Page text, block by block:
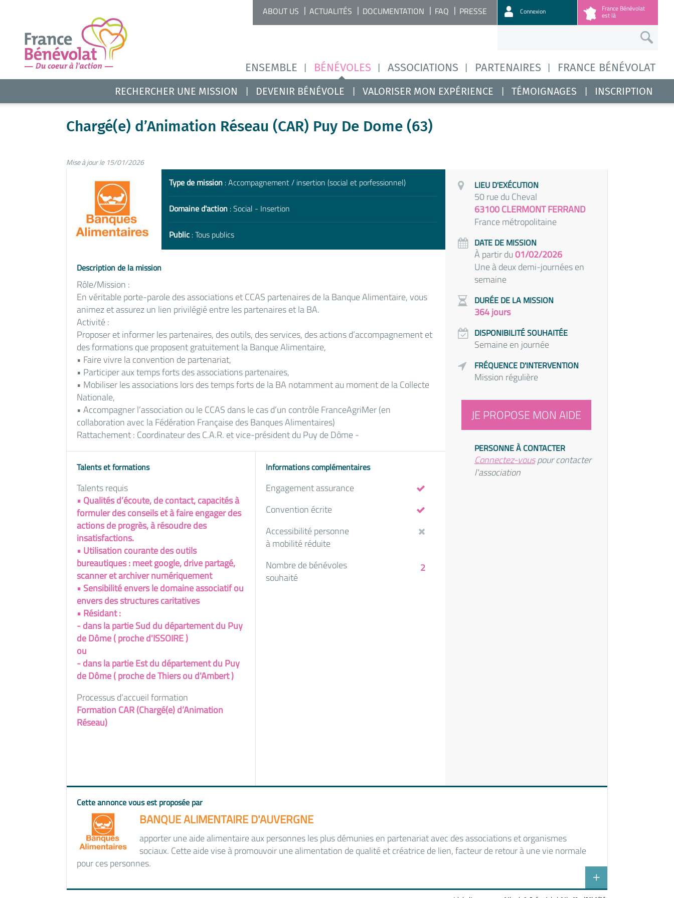
ENSEMBLE BÉNÉVOLES ASSOCIATIONS PARTENAIRES FRANCE BÉNÉVOLAT
ABOUT US ACTUALITÉS DOCUMENTATION FAQ PRESSE Connexion France Bénévolat
est là
RECHERCHER UNE MISSION DEVENIR BÉNÉVOLE VALORISER MON EXPÉRIENCE TÉMOIGNAGES INSCRIPTION
Chargé(e) d’Animation Réseau (CAR) Puy De Dome (63)
Mise à jour le 15/01/2026
Type de mission: Accompagnement / insertion (social et porfessionnel)
Domaine d'action: Social - Insertion
Public: Tous publics
Description de la mission
Rôle/Mission :
En véritable porte-parole des associations et CCAS partenaires de la Banque Alimentaire, vous
animez et assurez un lien privilégié entre les partenaires et la BA.
Activité :
Proposer et informer les partenaires, des outils, des services, des actions d’accompagnement et
des formations que proposent gratuitement la Banque Alimentaire,
• Faire vivre la convention de partenariat,
• Participer aux temps forts des associations partenaires,
• Mobiliser les associations lors des temps forts de la BA notamment au moment de la Collecte
Nationale,
• Accompagner l’association ou le CCAS dans le cas d’un contrôle FranceAgriMer (en
collaboration avec la Fédération Française des Banques Alimentaires)
Rattachement : Coordinateur des C.A.R. et vice-président du Puy de Dôme -
Talents et formations
Talents requis
• Qualités d’écoute, de contact, capacités à
formuler des conseils et à faire engager des
actions de progrès, à résoudre des
insatisfactions.
• Utilisation courante des outils
bureautiques : meet google, drive partagé,
scanner et archiver numériquement
• Sensibilité envers le domaine associatif ou
envers des structures caritatives
• Résidant :
- dans la partie Sud du département du Puy
de Dôme ( proche d'ISSOIRE )
ou
- dans la partie Est du département du Puy
de Dôme ( proche de Thiers ou d'Ambert )
Processus d'accueil formation
Formation CAR (Chargé(e) d’Animation
Réseau)
Informations complémentaires
Engagement assurance
Convention écrite
Accessibilité personne
à mobilité réduite
2
Nombre de bénévoles
souhaité
LIEU D'EXÉCUTION
50 rue du Cheval
63100 CLERMONT FERRAND
France métropolitaine
DATE DE MISSION
À partir du01/02/2026
Une à deux demi-journées en
semaine
DURÉE DE LA MISSION
364 jours
DISPONIBILITÉ SOUHAITÉE
Semaine en journée
FRÉQUENCE D'INTERVENTION
Mission régulière
JE PROPOSE MON AIDE
PERSONNE À CONTACTER
Connectez-vouspour contacter
l'association
Cette annonce vous est proposée par
BANQUE ALIMENTAIRE D'AUVERGNE
apporter une aide alimentaire aux personnes les plus démunies en partenariat avec des associations et organismes
sociaux. Cette aide vise à promouvoir une alimentation de qualité et créatrice de lien, facteur de retour à une vie normale
pour ces personnes.